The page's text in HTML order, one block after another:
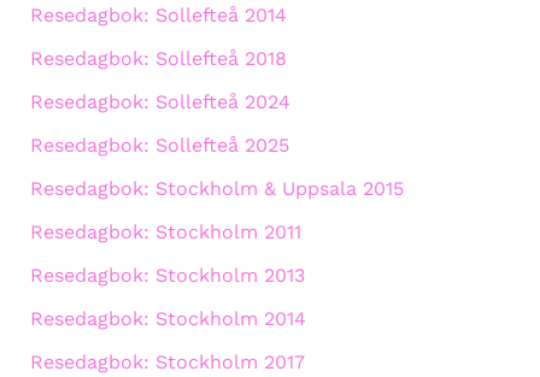
Resedagbok: Sollefteå 2014
Resedagbok: Sollefteå 2018
Resedagbok: Sollefteå 2024
Resedagbok: Sollefteå 2025
Resedagbok: Stockholm & Uppsala 2015
Resedagbok: Stockholm 2011
Resedagbok: Stockholm 2013
Resedagbok: Stockholm 2014
Resedagbok: Stockholm 2017